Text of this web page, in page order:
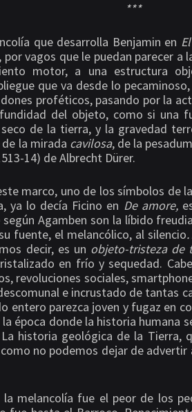
***
que desarrolla Benjamin en
vagos que le puedan parecer a
motor, a una estructura
que va desde lo
proféticos, pasando por la
del objeto, como si una
de la tierra, y la gravedad
de la mirada cavilosa, de la
14) de Albrecht Dürer.
marco, uno de los símbolos de
ya lo decía Ficino en De amore,
Agamben son la líbido
fuente, el melancólico, al silencio.
decir, es un objeto-tristeza de
en frío y sequedad.
revoluciones sociales,
e incrustado de tantas
entero parezca joven y fugaz en
época donde la historia humana
historia geológica de la Tierra,
no podemos dejar de
la melancolía fue el peor de los